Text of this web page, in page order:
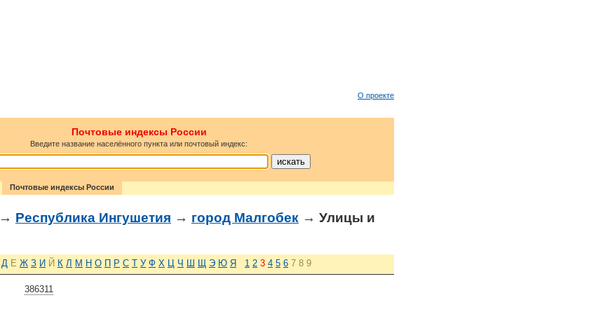
О проекте
Почтовые индексы России
Введите название населённого пункта или почтовый индекс:
Почтовые индексы России
→ Республика Ингушетия → город Малгобек → Улицы и
Д Е Ж З И Й К Л М Н О П Р С Т У Ф Х Ц Ч Ш Щ Э Ю Я 1 2 3 4 5 6 7 8 9
386311